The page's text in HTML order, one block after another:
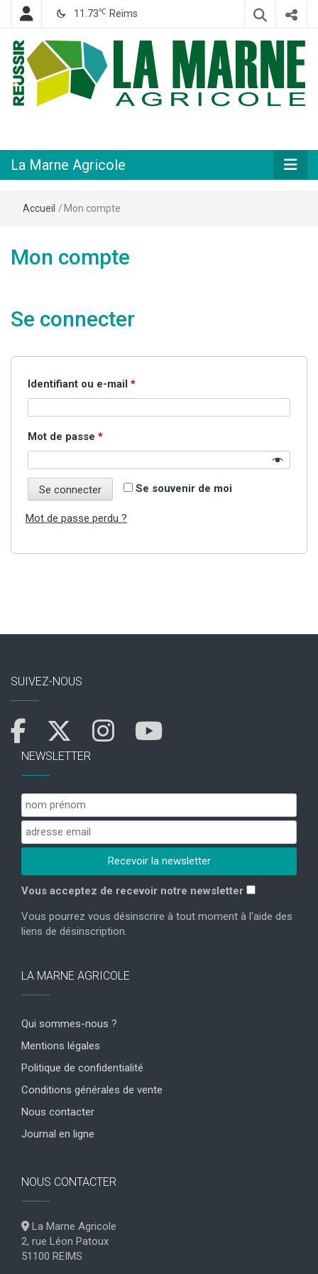
11.73℃ Reims
Agricole
La Marne Agricole
Accueil /Mon compte
Mon compte
Se connecter
Identifiant ou e-mail *Obligatoire
Mot de passe *Obligatoire
Se souvenir de moi
Se connecter
Mot de passe perdu ?
SUIVEZ-NOUS
NEWSLETTER
Vous acceptez de recevoir notre newsletter
Vous pourrez vous désinscrire à tout moment à l'aide des
liens de désinscription.
LA MARNE AGRICOLE
Qui sommes-nous ?
Mentions légales
Politique de confidentialité
Conditions générales de vente
Nous contacter
Journal en ligne
NOUS CONTACTER
La Marne Agricole
2, rue Léon Patoux
51100 REIMS